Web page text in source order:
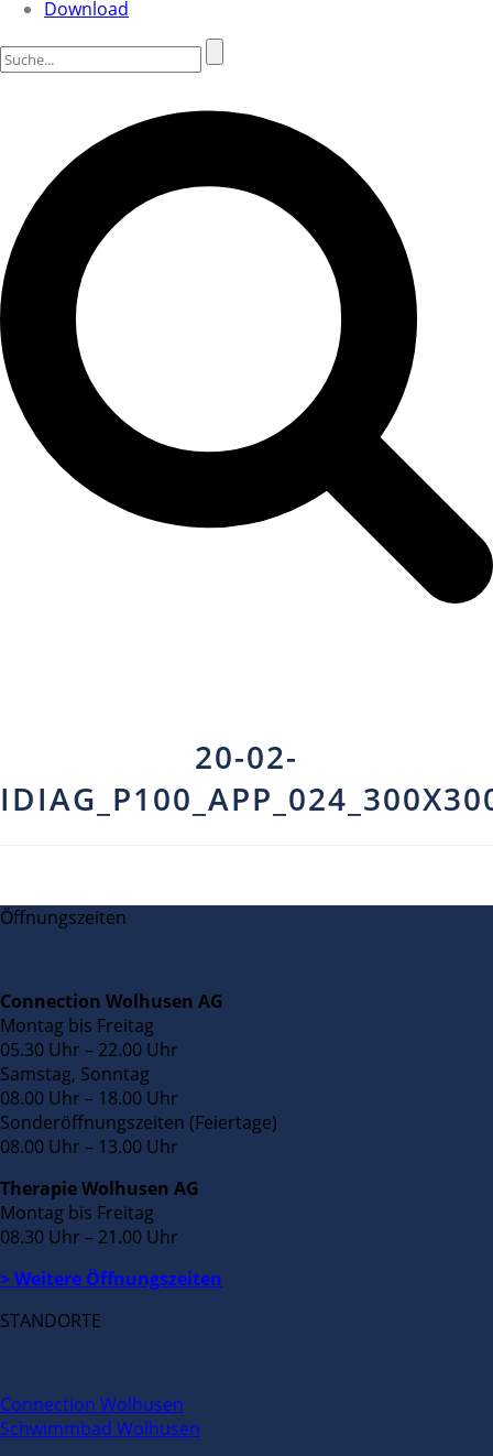
Download
20-02-
Öffnungszeiten
Connection Wolhusen AG
Montag bis Freitag
05.30 Uhr – 22.00 Uhr
Samstag, Sonntag
08.00 Uhr – 18.00 Uhr
Sonderöffnungszeiten (Feiertage)
08.00 Uhr – 13.00 Uhr
Therapie Wolhusen AG
Montag bis Freitag
08.30 Uhr – 21.00 Uhr
> Weitere Öffnungszeiten
STANDORTE
Connection Wolhusen
Schwimmbad Wolhusen